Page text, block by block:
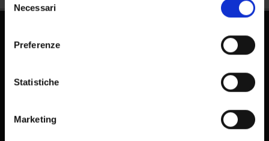
modificare o revocare il proprio consenso in qualsiasi
momento dalla Dichiarazione sui cookie o facendo clic
raccogliere informazioni sulla tua posizione
geografica, con un'approssimazione di qualche
Identificare il tuo dispositivo, scansionandolo
delNecessari
Preferenze
Statistiche
Marketing
E-learning